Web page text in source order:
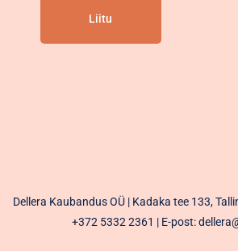
Dellera Kaubandus OÜ | Kadaka tee 133,
+372 5332 2361 | E-post: